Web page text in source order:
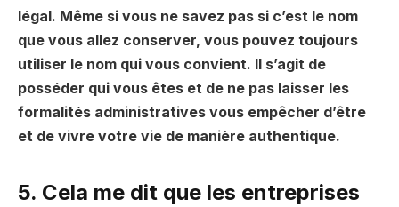
légal. Même si vous ne savez pas si c’est le nom
que vous allez conserver, vous pouvez toujours
utiliser le nom qui vous convient. Il s’agit de
posséder qui vous êtes et de ne pas laisser les
formalités administratives vous empêcher d’être
et de vivre votre vie de manière authentique.
5. Cela me dit que les entreprises